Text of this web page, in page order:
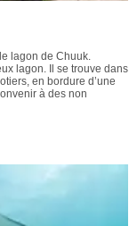
lagon de Chuuk.
lagon. Il se trouve dans
en bordure d’une
à des non